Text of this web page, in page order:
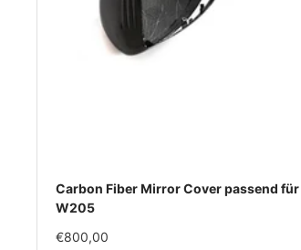
Carbon Fiber Mirror Cover passend
W205
Im
€800,00